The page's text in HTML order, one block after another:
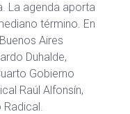
La agenda aporta
término. En
Aires
Duhalde,
Gobierno
Raúl Alfonsín,
Radical.